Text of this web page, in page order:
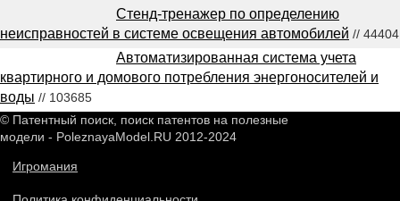
Стенд-тренажер по определению
неисправностей в системе освещения автомобилей // 44404
Автоматизированная система учета
квартирного и домового потребления энергоносителей и
воды // 103685
© Патентный поиск, поиск патентов на полезные
модели - PoleznayaModel.RU 2012-2024
Игромания